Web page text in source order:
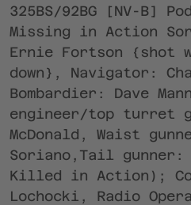
325BS/92BG [NV-B]
Missing in Action
Ernie Fortson {shot
down}, Navigator:
Bombardier: Dave
engineer/top turret
McDonald, Waist
Soriano,Tail gunner:
Killed in Action);
Lochocki, Radio